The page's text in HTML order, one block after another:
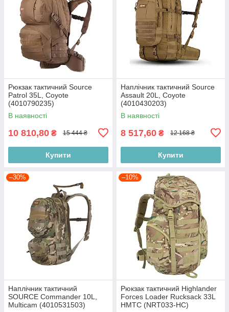
Рюкзак тактичний Source
Patrol 35L, Coyote
(4010790235)
В наявності
10 810,80 ₴ 15 444 ₴
Купити
Наплічник тактичний Source
Assault 20L, Coyote
(4010430203)
В наявності
8 517,60 ₴ 12 168 ₴
Купити
–30%
Наплічник тактичний
SOURCE Commander 10L,
Multicam (4010531503)
–10%
Рюкзак тактичний Highlander
Forces Loader Rucksack 33L
HMTC (NRT033-HC)